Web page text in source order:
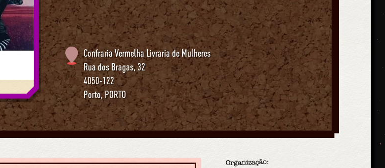
Confraria Vermelha Livraria de Mulheres
Rua dos Bragas, 32
4050-122
Porto,PORTO
Organização: